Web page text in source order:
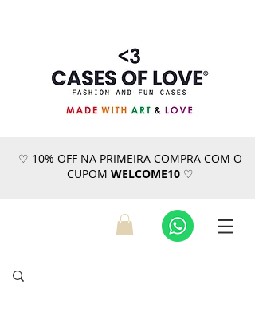
♡ 10% OFF NA PRIMEIRA COMPRA COM O
CUPOM WELCOME10♡